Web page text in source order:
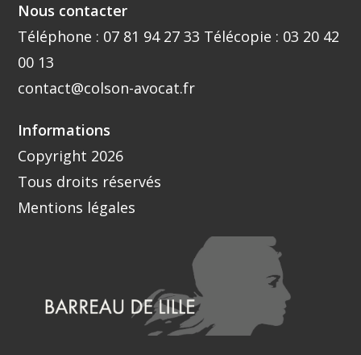
Nous contacter
Téléphone : 07 81 94 27 33 Télécopie : 03 20 42
00 13
contact@colson-avocat.fr
Informations
Copyright 2026
Tous droits réservés
Mentions légales